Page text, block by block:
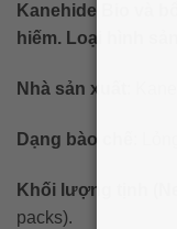
Kanehide Bio và
hiếm. Loại hình
Nhà sản xuất
Dạng bào chế
Khối lượng tịnh
packs).